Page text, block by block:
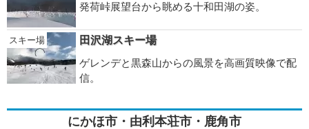
発荷峠展望台から眺める十和田湖の姿。
スキー場
田沢湖スキー場
ゲレンデと黒森山からの風景を高画質映像で配
信。
にかほ市・由利本荘市・鹿角市